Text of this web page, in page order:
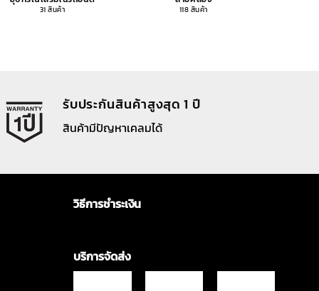
31 สินค้า 118 สินค้า
รับประกันสินค้าสูงสุด 1 ปี
สินค้ามีปัญหาเคลมได้
วิธีการชำระเงิน
บริการจัดส่ง